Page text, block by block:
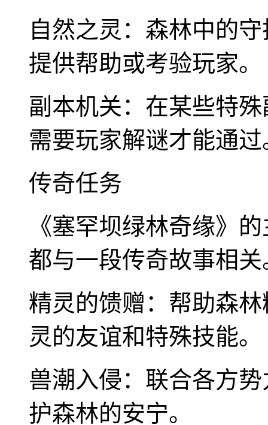
自然之灵：森林中的
提供帮助或考验玩家。
副本机关：在某些特
需要玩家解谜才能通过
传奇任务
《塞罕坝绿林奇缘》
都与一段传奇故事相关
精灵的馈赠：帮助森
灵的友谊和特殊技能。
兽潮入侵：联合各方
护森林的安宁。